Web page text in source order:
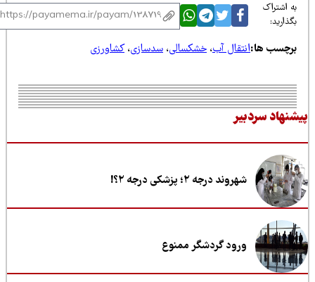
اشتراک
ها:انتقال آب،خشکسالی،سدسازی،کشاورزی
سردبیر
شهروند درجه ۲؛ پزشکی درجه ۲؟!
ورود گردشگر ممنوع